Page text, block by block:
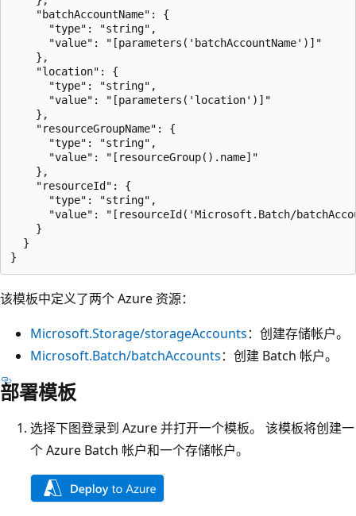
    "batchAccountName": {
      "type": "string",
      "value": "[parameters('batchAccountName')]"
    },
    "location": {
      "type": "string",
      "value": "[parameters('location')]"
    },
    "resourceGroupName": {
      "type": "string",
      "value": "[resourceGroup().name]"
    },
    "resourceId": {
      "type": "string",
"value": "[resourceId('Microsoft.Batch/
    }
  }
该模板中定义了两个 Azure 资源：
Microsoft.Storage/storageAccounts：创建存储帐户。
Microsoft.Batch/batchAccounts：创建 Batch 帐户。
部署模板
选择下图登录到 Azure 并打开一个模板。 该模板将创建一
个 Azure Batch 帐户和一个存储帐户。